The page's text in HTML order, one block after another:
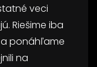
veci
Riešime iba
ponáhľame
na